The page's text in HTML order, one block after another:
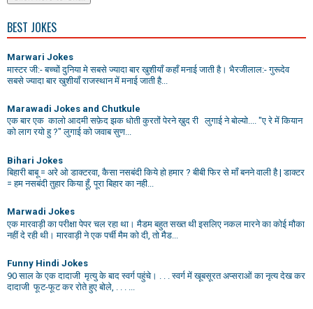
BEST JOKES
Marwari Jokes
मास्टर जी:- बच्चों दुनिया मे सबसे ज्यादा बार खुशीयाँ कहाँ मनाई जाती है। भैरजीलाल:- गुरूदेव
सबसे ज्यादा बार खुशीयाँ राजस्थान में मनाई जाती है...
Marawadi Jokes and Chutkule
एक बार एक कालो आदमी सफ़ेद झक धोती कुरतों पेरने ख़ुद री लुगाई ने बोल्यो.... "ए रे में कियान
को लाग रयो हु ?" लुगाई को जवाब सुण...
Bihari Jokes
बिहारी बाबू = अरे ओ डाक्टरवा, कैसा नसबंदी किये हो हमार ? बीबी फिर से माँ बनने वाली है | डाक्टर
= हम नसबंदी तुहार किया हूँ, पूरा बिहार का नही...
Marwadi Jokes
एक मारवाड़ी का परीक्षा पेपर चल रहा था। मैडम बहुत सख्त थी इसलिए नकल मारने का कोई मौका
नहीं दे रही थी। मारवाड़ी ने एक पर्ची मैम को दी, तो मैड...
Funny Hindi Jokes
90 साल के एक दादाजी मृत्यु के बाद स्वर्ग पहुंचे। . . . स्वर्ग में खूबसूरत अप्सराओं का नृत्य देख कर
दादाजी फूट-फूट कर रोते हुए बोले, . . . ...